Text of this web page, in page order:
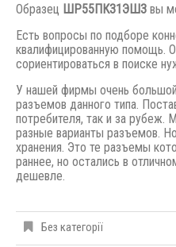
Образец ШР55ПК31ЭШ3 вы
Есть вопросы по подборе
квалифицированную помощь.
сориентироваться в поиске
У нашей фирмы очень
разъемов данного типа.
потребителя, так и за рубеж.
разные варианты разъемов.
хранения. Это те разъемы
раннее, но остались в
дешевле.
Без категорії